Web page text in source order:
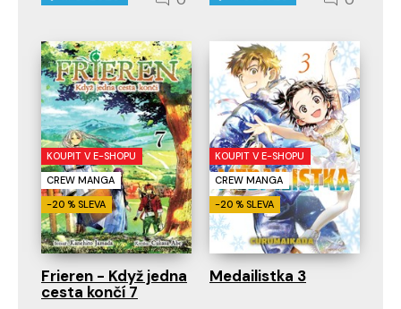
KOUPIT V E-SHOPU
CREW MANGA
-20 % SLEVA
Frieren - Když jedna
cesta končí 7
KOUPIT V E-SHOPU
CREW MANGA
-20 % SLEVA
Medailistka 3